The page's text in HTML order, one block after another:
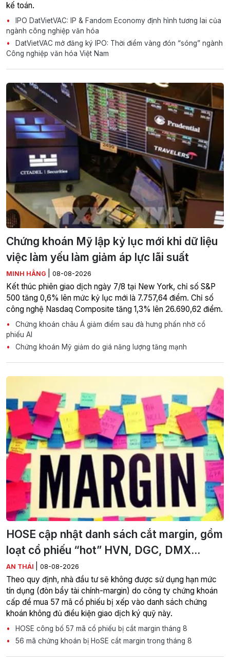
kế toán.
IPO DatVietVAC: IP & Fandom Economy định hình tương lai của
ngành công nghiệp văn hóa
DatVietVAC mở đăng ký IPO: Thời điểm vàng đón “sóng” ngành
Công nghiệp văn hóa Việt Nam
Chứng khoán Mỹ lập kỷ lục mới khi dữ liệu
việc làm yếu làm giảm áp lực lãi suất
MINH HẰNG 08-08-2026
Kết thúc phiên giao dịch ngày 7/8 tại New York, chỉ số S&P
500 tăng 0,6% lên mức kỷ lục mới là 7.757,64 điểm. Chỉ số
công nghệ Nasdaq Composite tăng 1,3% lên 26.690,62 điểm.
Chứng khoán châu Á giảm điểm sau đà hưng phấn nhờ cổ
phiếu AI
Chứng khoán Mỹ giảm do giá năng lượng tăng mạnh
HOSE cập nhật danh sách cắt margin, gồm
loạt cổ phiếu “hot” HVN, DGC, DMX...
AN THÁI 08-08-2026
Theo quy định, nhà đầu tư sẽ không được sử dụng hạn mức
tín dụng (đòn bẩy tài chính-margin) do công ty chứng khoán
cấp để mua 57 mã cổ phiếu bị xếp vào danh sách chứng
khoán không đủ điều kiện giao dịch ký quỹ này.
HOSE công bố 57 mã cổ phiếu bị cắt margin tháng 8
56 mã chứng khoán bị HoSE cắt margin trong tháng 8